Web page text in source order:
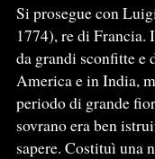
Si prosegue con
1774), re di Francia.
da grandi sconfitte
America e in India,
periodo di grande
sovrano era ben
sapere. Costituì una